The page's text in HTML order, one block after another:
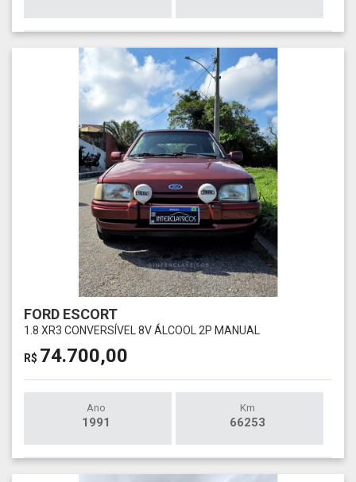
FORD ESCORT
1.8 XR3 CONVERSÍVEL 8V ÁLCOOL 2P MANUAL
R$ 74.700,00
Ano
1991
Km
66253